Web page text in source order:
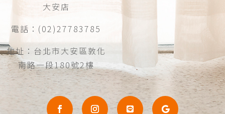
大安店
電話：(02)27783785
地址：台北市大安區敦化
南路一段180號2樓